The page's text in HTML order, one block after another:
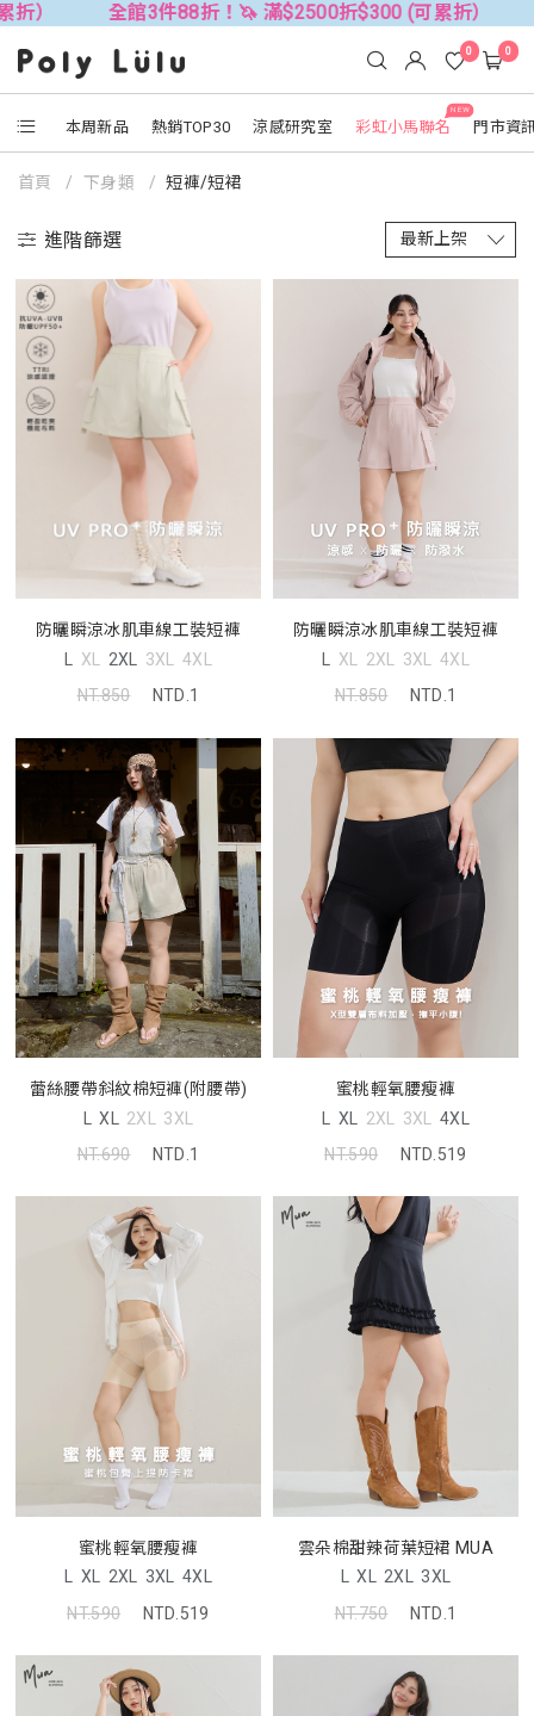
全館3件88折！🦄 滿$2500折$300 (可累折） 全館3
本周新品 熱銷TOP30 涼感研究室
NEW
彩虹小馬聯名 門市資
0 0
首頁 下身類 短褲/短裙
進階篩選
防曬瞬涼冰肌車線工裝短褲
L XL 2XL 3XL 4XL
NT.850
NTD.1
防曬瞬涼冰肌車線工裝短褲
L XL 2XL 3XL 4XL
NT.850
NTD.1
蕾絲腰帶斜紋棉短褲(附腰帶)
L XL 2XL 3XL
NT.690
NTD.1
蜜桃輕氧腰瘦褲
L XL 2XL 3XL 4XL
NT.590
NTD.519
蜜桃輕氧腰瘦褲
L XL 2XL 3XL 4XL
NT.590
NTD.519
雲朵棉甜辣荷葉短裙 MUA
L XL 2XL 3XL
NT.750
NTD.1